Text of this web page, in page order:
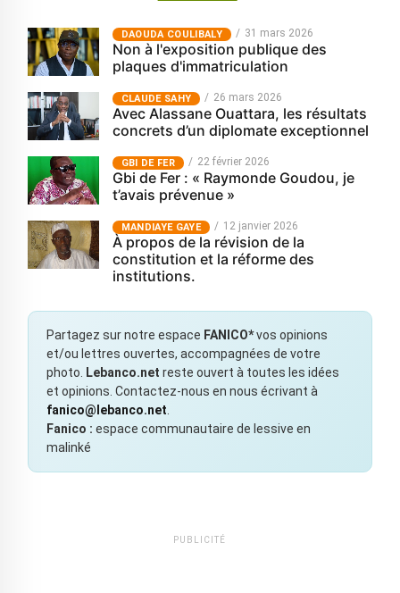
‎DAOUDA COULIBALY 31 mars 2026
Non à l'exposition publique des
plaques d'immatriculation
CLAUDE SAHY 26 mars 2026
Avec Alassane Ouattara, les résultats
concrets d’un diplomate exceptionnel
GBI DE FER 22 février 2026
Gbi de Fer : « Raymonde Goudou, je
t’avais prévenue »
MANDIAYE GAYE 12 janvier 2026
À propos de la révision de la
constitution et la réforme des
institutions.
Partagez sur notre espace FANICO*vos opinions
et/ou lettres ouvertes, accompagnées de votre
photo.
Lebanco.net reste ouvert à toutes les idées
et opinions. Contactez-nous en nous écrivant à
fanico@lebanco.net
Fanico : espace communautaire de lessive en
malinké
PUBLICITÉ